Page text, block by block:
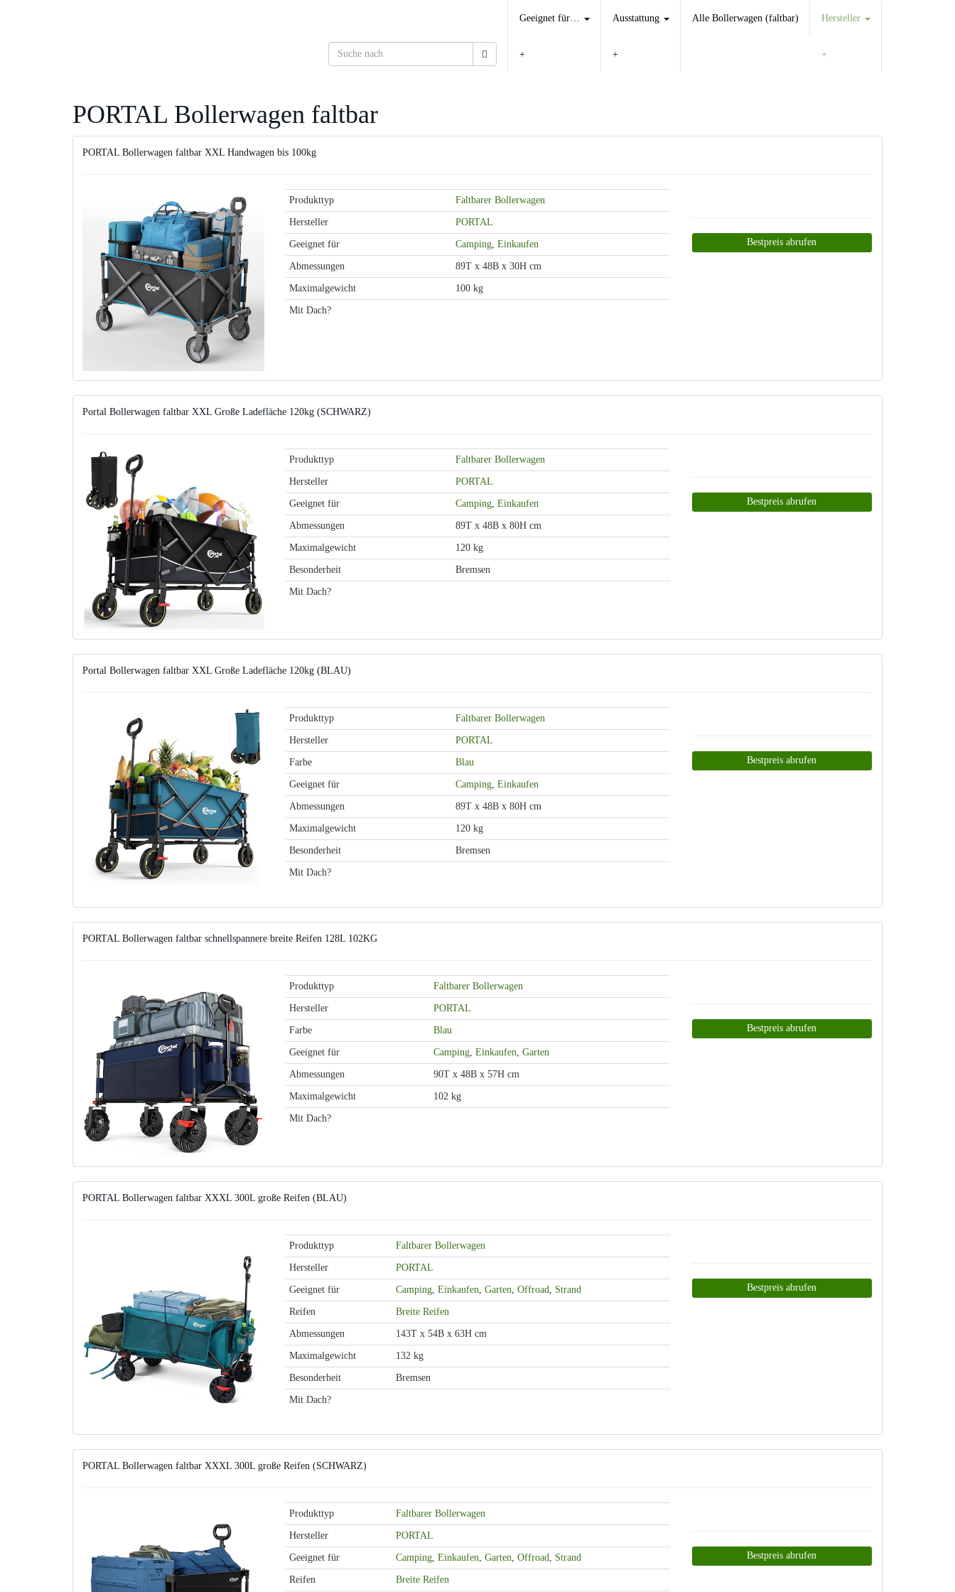
Geeignet für… Ausstattung Alle Bollerwagen (faltbar) Hersteller
PORTAL Bollerwagen faltbar
PORTAL Bollerwagen faltbar XXL Handwagen bis 100kg
Produkttyp Faltbarer Bollerwagen
Hersteller PORTAL
Geeignet für Camping, Einkaufen
Abmessungen 89T x 48B x 30H cm
Maximalgewicht 100 kg
Mit Dach?
Portal Bollerwagen faltbar XXL Große Ladefläche 120kg (SCHWARZ)
Produkttyp Faltbarer Bollerwagen
Hersteller PORTAL
Geeignet für Camping, Einkaufen
Abmessungen 89T x 48B x 80H cm
Maximalgewicht 120 kg
Besonderheit Bremsen
Mit Dach?
Portal Bollerwagen faltbar XXL Große Ladefläche 120kg (BLAU)
Produkttyp Faltbarer Bollerwagen
Hersteller PORTAL
Farbe Blau
Geeignet für Camping, Einkaufen
Abmessungen 89T x 48B x 80H cm
Maximalgewicht 120 kg
Besonderheit Bremsen
Mit Dach?
PORTAL Bollerwagen faltbar schnellspannere breite Reifen 128L 102KG
Produkttyp Faltbarer Bollerwagen
Hersteller PORTAL
Farbe Blau
Geeignet für Camping, Einkaufen, Garten
Abmessungen 90T x 48B x 57H cm
Maximalgewicht 102 kg
Mit Dach?
PORTAL Bollerwagen faltbar XXXL 300L große Reifen (BLAU)
Produkttyp Faltbarer Bollerwagen
Hersteller PORTAL
Geeignet für Camping, Einkaufen Garten Offroad Strand
Reifen Breite Reifen
Abmessungen 143T x 54B x 63H cm
Maximalgewicht 132 kg
Besonderheit Bremsen
Mit Dach?
PORTAL Bollerwagen faltbar XXXL 300L große Reifen (SCHWARZ)
Produkttyp Faltbarer Bollerwagen
Hersteller PORTAL
Geeignet für Camping, Einkaufen Garten Offroad Strand
Reifen Breite Reifen